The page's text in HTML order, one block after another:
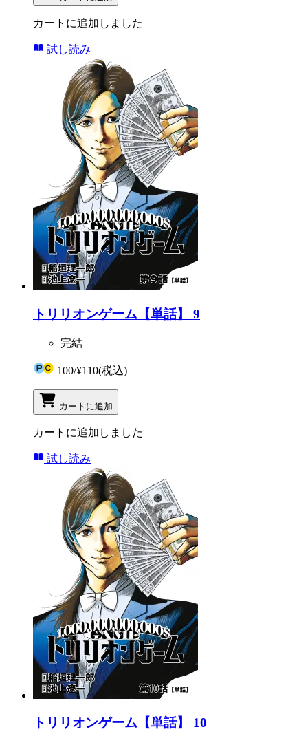
カートに追加しました
試し読み
トリリオンゲーム【単話】 9
完結
100/¥110(税込)
カートに追加
カートに追加しました
試し読み
トリリオンゲーム【単話】 10